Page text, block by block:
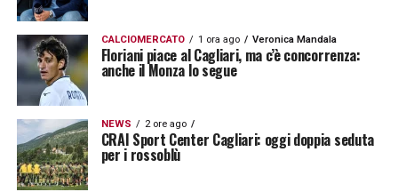
CALCIOMERCATO 1 ora ago Veronica Mandala
Floriani piace al Cagliari, ma c’è concorrenza:
anche il Monza lo segue
NEWS 2 ore ago
CRAI Sport Center Cagliari: oggi doppia seduta
per i rossoblù